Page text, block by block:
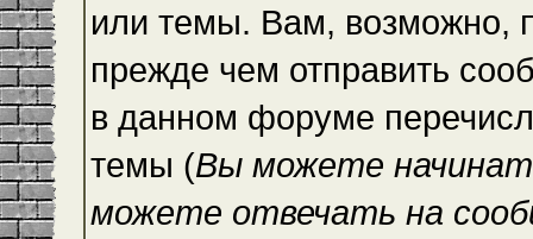
или темы. Вам, возможно,
прежде чем отправить
в данном форуме
темы (Вы можете
можете отвечать на